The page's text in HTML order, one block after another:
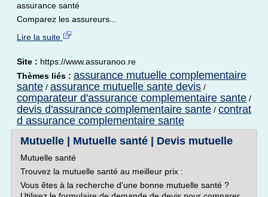
assurance santé
Comparez les assureurs...
Lire la suite
Site : https://www.assuranoo.re
Thèmes liés : assurance mutuelle complementaire
sante / assurance mutuelle sante devis /
comparateur d'assurance complementaire sante /
devis d'assurance complementaire sante / contrat
d assurance complementaire sante
Mutuelle | Mutuelle santé | Devis mutuelle
Mutuelle santé
Trouvez la mutuelle santé au meilleur prix :
Vous êtes à la recherche d'une bonne mutuelle santé ?